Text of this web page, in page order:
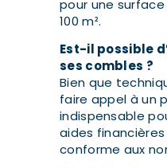
pour une
100 m².
Est-il possible
ses combles ?
Bien que
faire appel à un
indispensable
aides
conforme aux